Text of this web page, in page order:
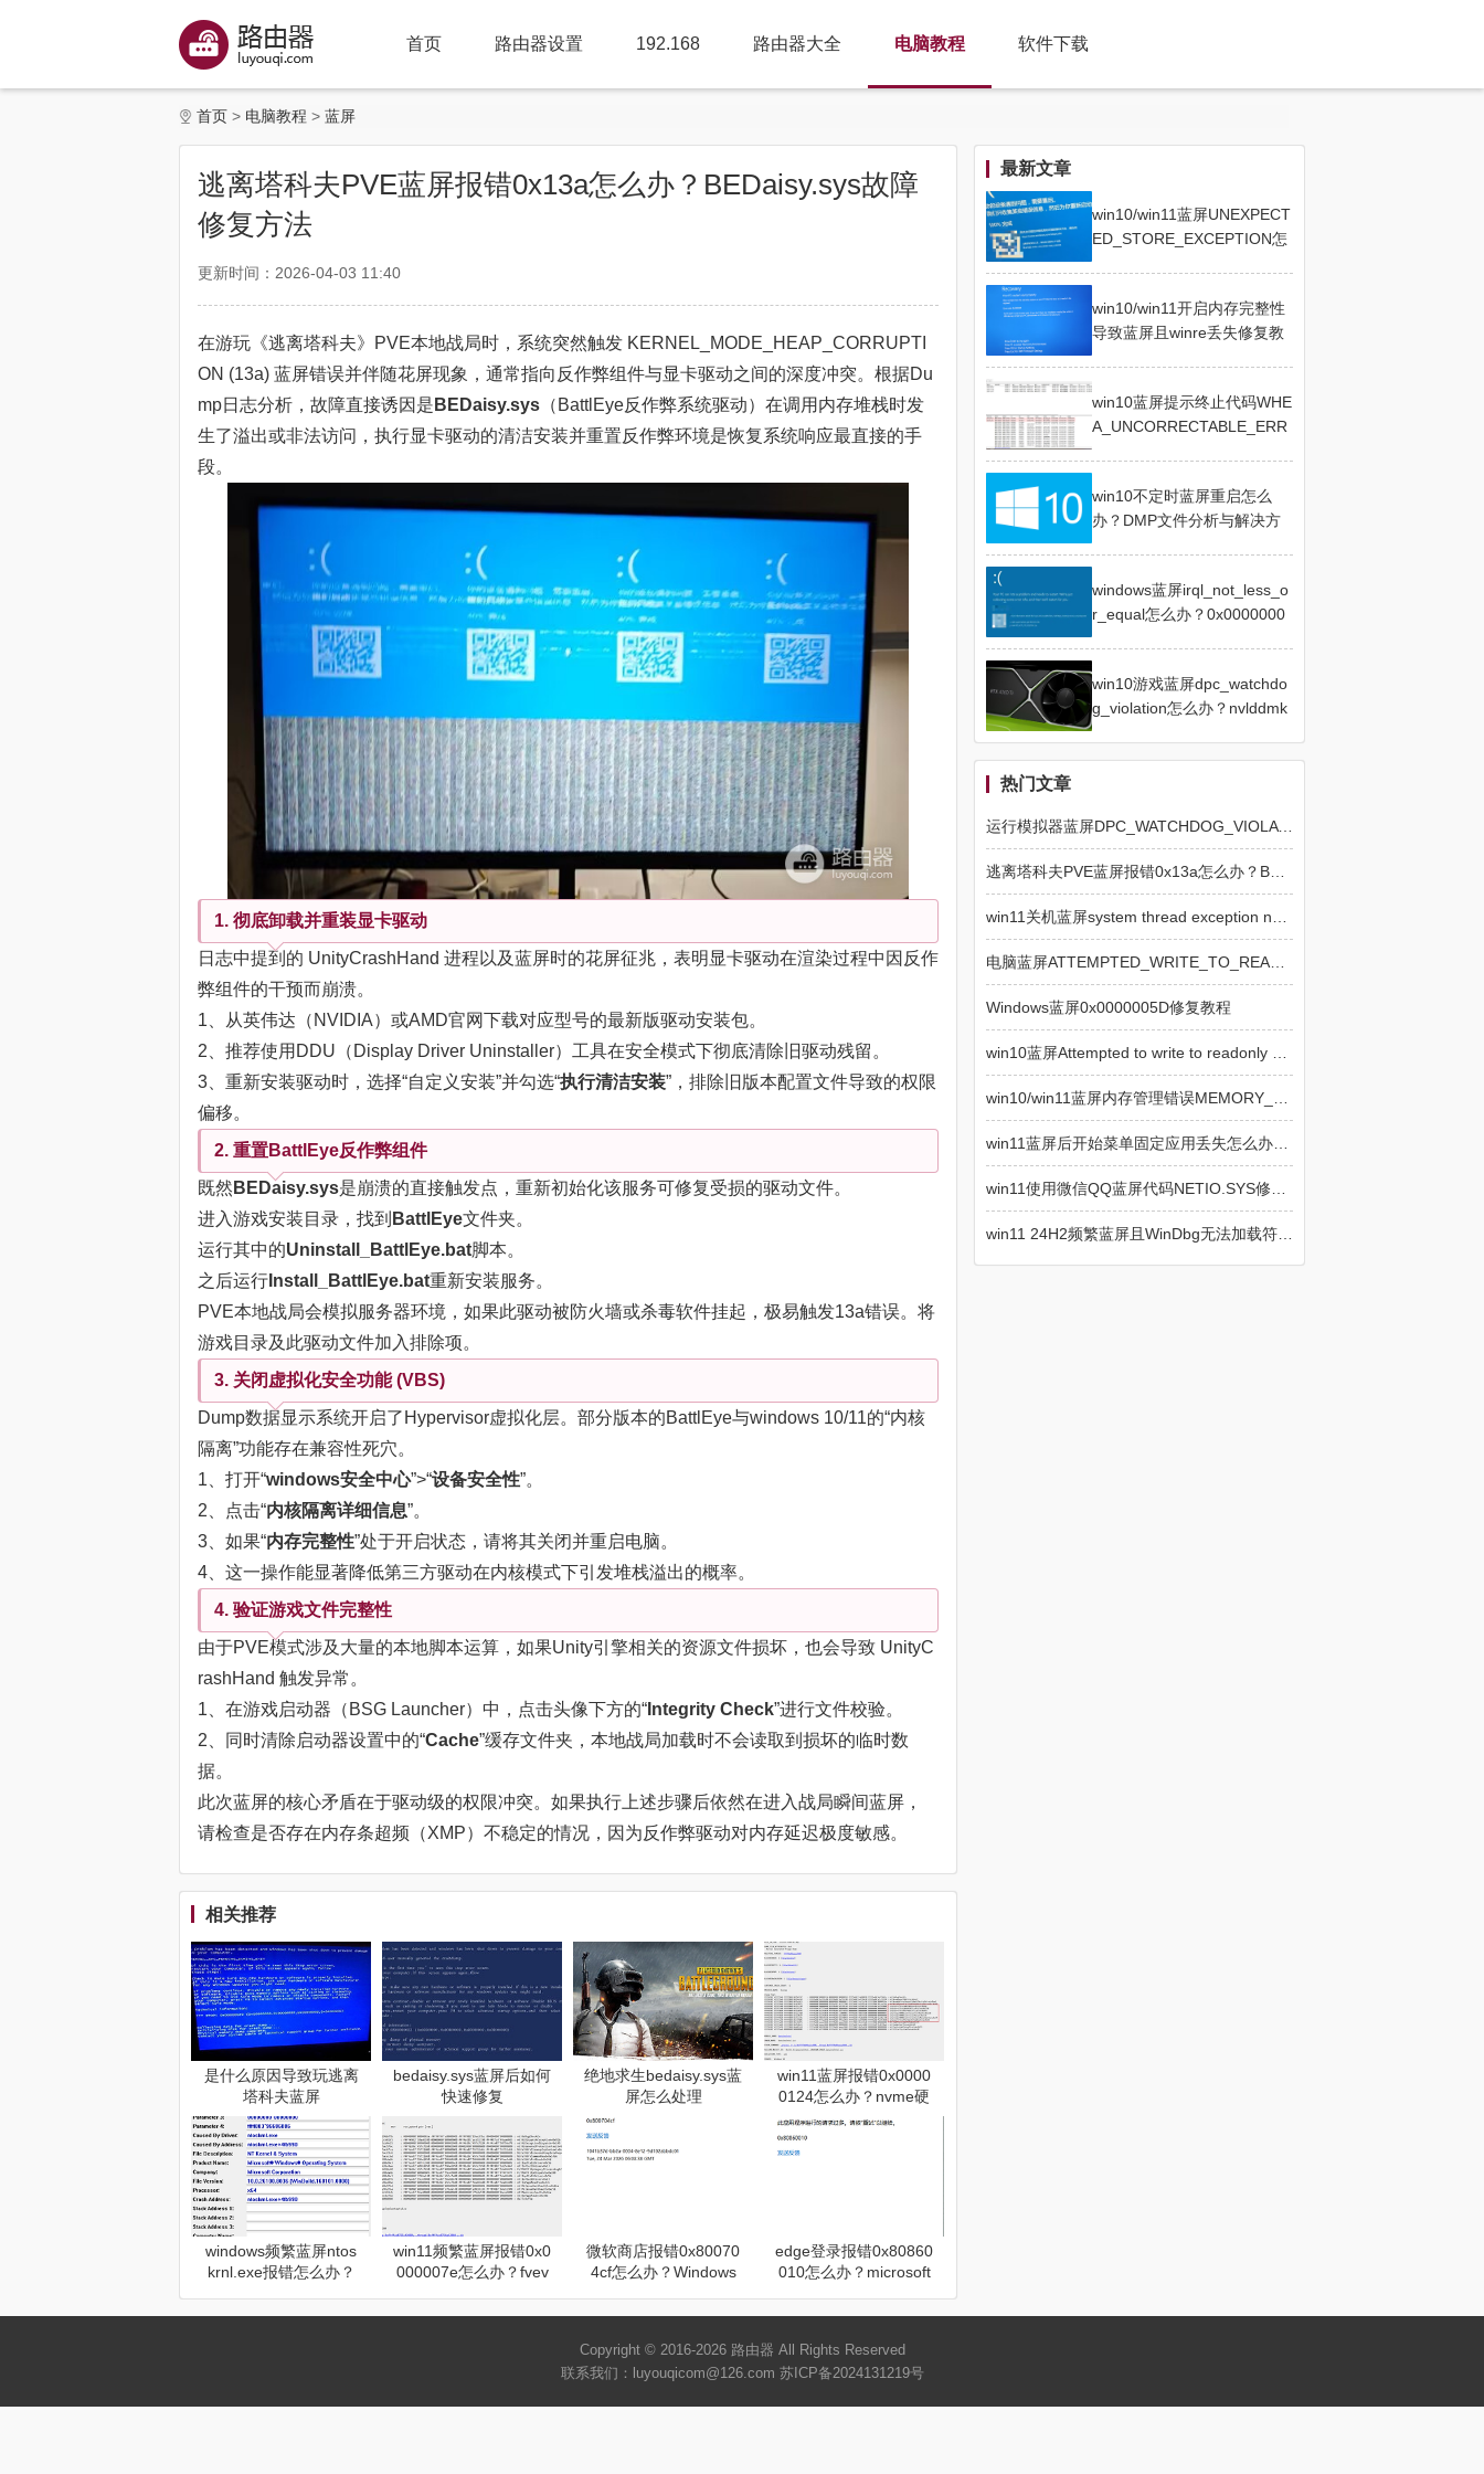
首页 路由器设置 192.168 路由器大全 电脑教程 软件下载
首页 电脑教程 蓝屏
逃离塔科夫PVE蓝屏报错0x13a怎么办？BEDaisy.sys故障
修复方法
更新时间：2026-04-03 11:40
在游玩《逃离塔科夫》PVE本地战局时，系统突然触发 KERNEL_MODE_HEAP_CORRUPTI
ON (13a) 蓝屏错误并伴随花屏现象，通常指向反作弊组件与显卡驱动之间的深度冲突。根据Du
mp日志分析，故障直接诱因是 BEDaisy.sys （BattlEye反作弊系统驱动）在调用内存堆栈时发
生了溢出或非法访问，执行显卡驱动的清洁安装并重置反作弊环境是恢复系统响应最直接的手
段。
1. 彻底卸载并重装显卡驱动
日志中提到的 UnityCrashHand 进程以及蓝屏时的花屏征兆，表明显卡驱动在渲染过程中因反作
弊组件的干预而崩溃。
1、从英伟达（NVIDIA）或AMD官网下载对应型号的最新版驱动安装包。
2、推荐使用DDU（Display Driver Uninstaller）工具在安全模式下彻底清除旧驱动残留。
3、重新安装驱动时，选择“自定义安装”并勾选“执行清洁安装”，排除旧版本配置文件导致的权限
偏移。
2. 重置BattlEye反作弊组件
既然 BEDaisy.sys是崩溃的直接触发点，重新初始化该服务可修复受损的驱动文件。
进入游戏安装目录，找到 BattlEye文件夹。
运行其中的Uninstall_BattlEye.bat脚本。
之后运行 Install_BattlEye.bat重新安装服务。
PVE本地战局会模拟服务器环境，如果此驱动被防火墙或杀毒软件挂起，极易触发13a错误。将
游戏目录及此驱动文件加入排除项。
3. 关闭虚拟化安全功能 (VBS)
Dump数据显示系统开启了Hypervisor虚拟化层。部分版本的BattlEye与windows 10/11的“内核
隔离”功能存在兼容性死穴。
1、打开“windows安全中心”>“设备安全性”。
2、点击“内核隔离详细信息”。
3、如果“内存完整性”处于开启状态，请将其关闭并重启电脑。
4、这一操作能显著降低第三方驱动在内核模式下引发堆栈溢出的概率。
4. 验证游戏文件完整性
由于PVE模式涉及大量的本地脚本运算，如果Unity引擎相关的资源文件损坏，也会导致 UnityC
rashHand 触发异常。
1、在游戏启动器（BSG Launcher）中，点击头像下方的“ Integrity Check”进行文件校验。
2、同时清除启动器设置中的“Cache”缓存文件夹，本地战局加载时不会读取到损坏的临时数
据。
此次蓝屏的核心矛盾在于驱动级的权限冲突。如果执行上述步骤后依然在进入战局瞬间蓝屏，
请检查是否存在内存条超频（XMP）不稳定的情况，因为反作弊驱动对内存延迟极度敏感。
相关推荐
是什么原因导致玩逃离
塔科夫蓝屏
bedaisy.sys蓝屏后如何
快速修复
绝地求生bedaisy.sys蓝
屏怎么处理
win11蓝屏报错0x0000
0124怎么办？nvme硬
盘故障修复教程
windows频繁蓝屏ntos
krnl.exe报错怎么办？
win11频繁蓝屏报错0x0
000007e怎么办？fvev
复
微软商店报错0x80070
4cf怎么办？Windows
edge登录报错0x80860
010怎么办？microsoft
最新文章
win10/win11蓝屏UNEXPECT
ED_STORE_EXCEPTION怎
win10/win11开启内存完整性
导致蓝屏且winre丢失修复教
win10蓝屏提示终止代码WHE
A_UNCORRECTABLE_ERR
win10不定时蓝屏重启怎么
办？DMP文件分析与解决方
windows蓝屏irql_not_less_o
r_equal怎么办？0x0000000
win10游戏蓝屏dpc_watchdo
g_violation怎么办？nvlddmk
热门文章
运行模拟器蓝屏DPC_WATCHDOG_VIOLATION怎么办？修复教程
Windows蓝屏0x0000005D修复教程
Copyright © 2016-2026 路由器 All Rights Reserved
联系我们：luyouqicom@126.com 苏ICP备2024131219号